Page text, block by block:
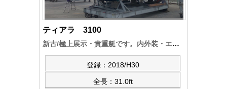
ティアラ 3100
新古/極上展示・貴重艇です。内外装・エンジン・機能装備品類などは、新艇同様です。お買い得価格設定で即納可能です
登録：2018/H30
全長：31.0ft